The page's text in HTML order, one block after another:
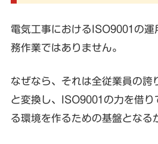
電気工事におけるISO9001の運
務作業ではありません。
なぜなら、それは全従業員の誇
と変換し、ISO9001の力を借り
る環境を作るための基盤となる